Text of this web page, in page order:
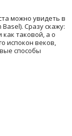
можно увидеть в
Сразу скажу:
как таковой, а о
испокон веков,
способы